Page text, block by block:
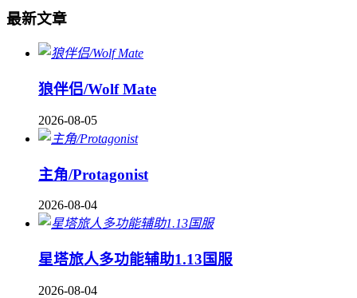
最新文章
狼伴侣/Wolf Mate
2026-08-05
主角/Protagonist
2026-08-04
星塔旅人多功能辅助1.13国服
2026-08-04